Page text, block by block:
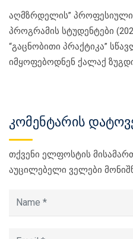
აღმზრდელის”
პროგრამის სტუდენტები
“გაცნობითი პრაქტიკა”
იმყოფებოდნენ ქალაქ
კომენტარის
თქვენი ელფოსტის
აუცილებელი ველები